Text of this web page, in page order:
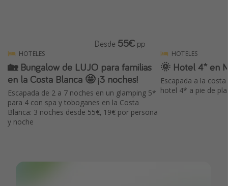
HOTELES
🏡 Bungalow de LUJO para familias
en la Costa Blanca 🤩 ¡3 noches!
Escapada de 2 a 7 noches en un glamping 5*
para 4 con spa y toboganes en la Costa
Blanca: 3 noches desde 55€, 19€ por persona
y noche
Desde 55€ pp
HOTELES
🌞 Hotel 4* en
Escapada a la
hotel 4* a pie de